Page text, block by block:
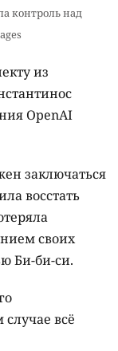
контроль над
из
OpenAI
заключаться
восстать
своих
Би-би-си.
всё